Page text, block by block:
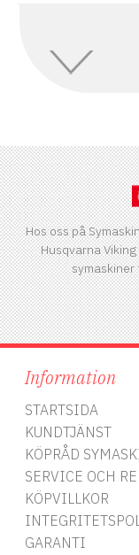
Hos oss på
Husqvarna
symaskiner
Information
STARTSIDA
KUNDTJÄNST
KÖPRÅD
SERVICE OCH
KÖPVILLKOR
GARANTI